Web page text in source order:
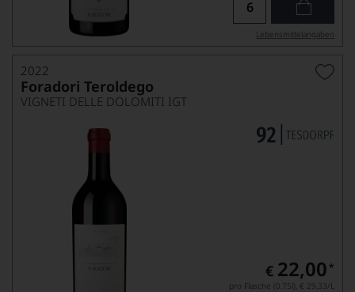
Lebensmittel­angaben
2022
Foradori Teroldego
VIGNETI DELLE DOLOMITI IGT
€ 22,00 *
pro Flasche (0.75l), € 29,33/L